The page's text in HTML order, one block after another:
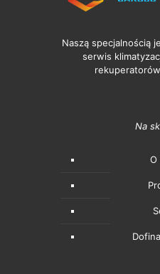
Naszą specjalnością
serwis
Na
O